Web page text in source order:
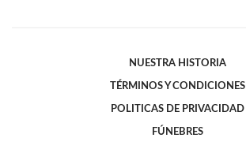
NUESTRA HISTORIA
TÉRMINOS Y CONDICIONES
POLITICAS DE PRIVACIDAD
FÚNEBRES